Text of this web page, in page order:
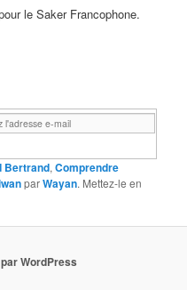
le Saker Francophone.
Bertrand,Comprendre
parWayan. Mettez-le en
WordPress